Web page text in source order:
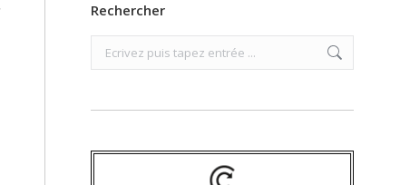
Rechercher
Search: